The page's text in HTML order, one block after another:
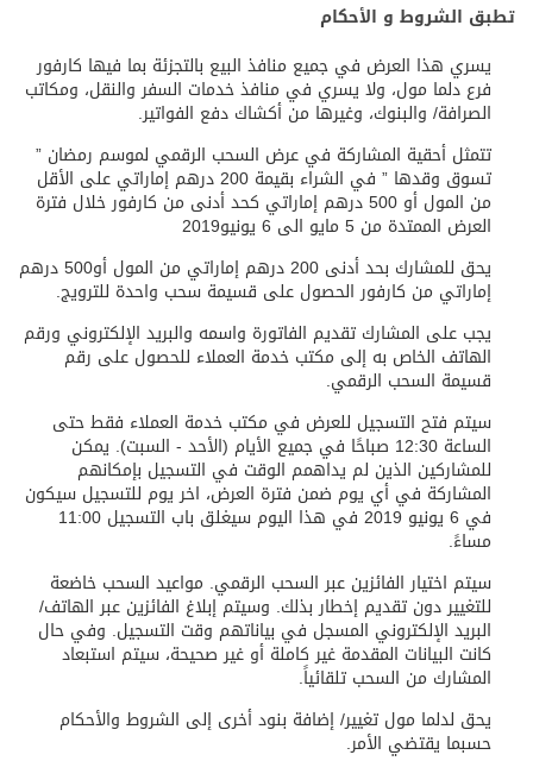
تطبق الشروط و الأحكام
يسري هذا العرض في جميع منافذ البيع بالتجزئة بما فيها كارفور
فرع دلما مول، ولا يسري في منافذ خدمات السفر والنقل، ومكاتب
الصرافة/ والبنوك، وغيرها من أكشاك دفع الفواتير.
تتمثل أحقية المشاركة في عرض السحب الرقمي لموسم رمضان ”
تسوق وقدها ” في الشراء بقيمة 200 درهم إماراتي على الأقل
من المول أو 500 درهم إماراتي كحد أدنى من كارفور خلال فترة
العرض الممتدة من 5 مايو الى 6 يونيو2019
يحق للمشارك بحد أدنى 200 درهم إماراتي من المول أو500 درهم
إماراتي من كارفور الحصول على قسيمة سحب واحدة للترويج.
يجب على المشارك تقديم الفاتورة واسمه والبريد الإلكتروني ورقم
الهاتف الخاص به إلى مكتب خدمة العملاء للحصول على رقم
قسيمة السحب الرقمي.
سيتم فتح التسجيل للعرض في مكتب خدمة العملاء فقط حتى
الساعة 12:30 صباحًا في جميع الأيام (الأحد - السبت). يمكن
للمشاركين الذين لم يداهمم الوقت في التسجيل بإمكانهم
المشاركة في أي يوم ضمن فترة العرض، اخر يوم للتسجيل سيكون
في 6 يونيو 2019 في هذا اليوم سيغلق باب التسجيل 11:00
مساءً.
سيتم اختيار الفائزين عبر السحب الرقمي. مواعيد السحب خاضعة
للتغيير دون تقديم إخطار بذلك. وسيتم إبلاغ الفائزين عبر الهاتف/
البريد الإلكتروني المسجل في بياناتهم وقت التسجيل. وفي حال
كانت البيانات المقدمة غير كاملة أو غير صحيحة، سيتم استبعاد
المشارك من السحب تلقائياً.
يحق لدلما مول تغيير/ إضافة بنود أخرى إلى الشروط والأحكام
حسبما يقتضي الأمر.